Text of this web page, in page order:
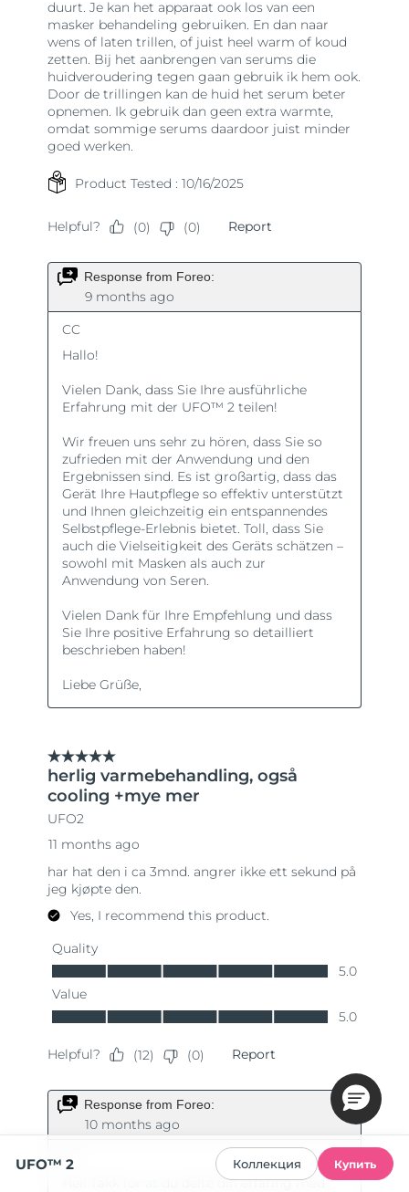
UFO™ 2 Коллекция Купить